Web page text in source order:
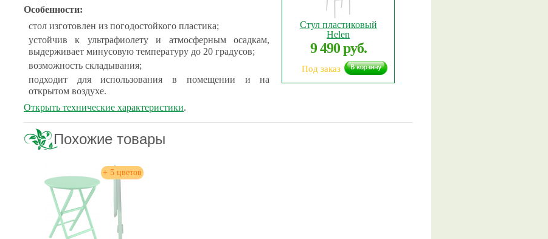
Стул пластиковый
Helen
9 490 руб.
Под заказ
Особенности:
стол изготовлен из погодостойкого пластика;
устойчив к ультрафиолету и атмосферным осадкам,
выдерживает минусовую температуру до 20 градусов;
возможность складывания;
подходит для использования в помещении и на
открытом воздухе.
Открыть технические характеристики.
Похожие товары
+ 5 цветов